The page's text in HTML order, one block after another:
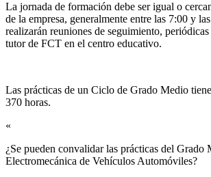
La jornada de formación debe ser igual o
de la empresa, generalmente entre las 7:00 y
realizarán reuniones de seguimiento,
tutor de FCT en el centro educativo.
Las prácticas de un Ciclo de Grado Medio
370 horas.
«
¿Se pueden convalidar las prácticas del Grado
Electromecánica de Vehículos Automóviles?​